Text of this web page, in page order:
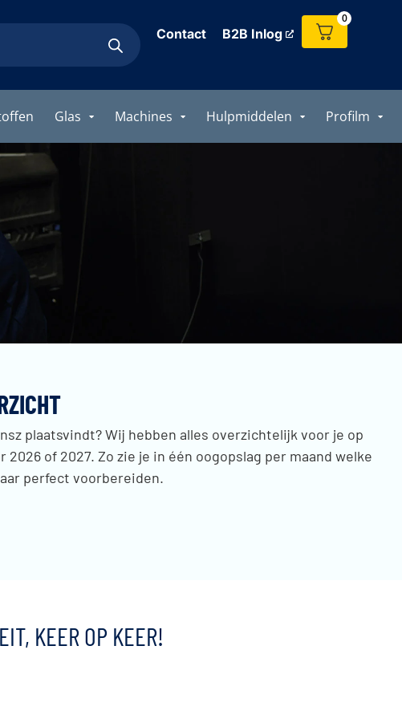
Contact B2B Inlog
0
Glas Machines Hulpmiddelen Profilm
plaatsvindt? Wij hebben alles overzichtelijk voor je op
of 2027. Zo zie je in één oogopslag per maand welke
perfect voorbereiden.
KEER OP KEER!